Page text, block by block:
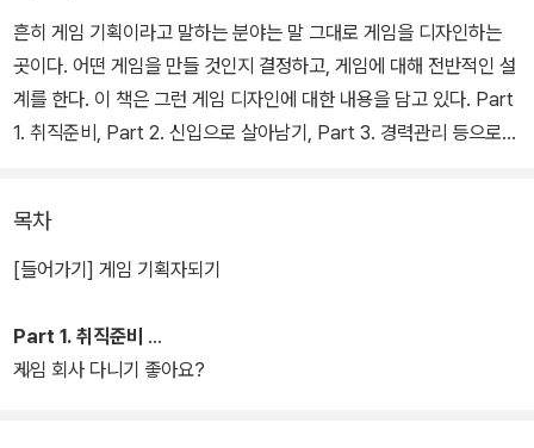
흔히 게임 기획이라고 말하는 분야는 말 그대로 게임을 디자인하는
곳이다. 어떤 게임을 만들 것인지 결정하고, 게임에 대해 전반적인 설
계를 한다. 이 책은 그런 게임 디자인에 대한 내용을 담고 있다. Part
1. 취직준비, Part 2. 신입으로 살아남기, Part 3. 경력관리 등으로
목차
[들어가기] 게임 기획자되기
Part 1. 취직준비
게임 회사 다니기 좋아요?